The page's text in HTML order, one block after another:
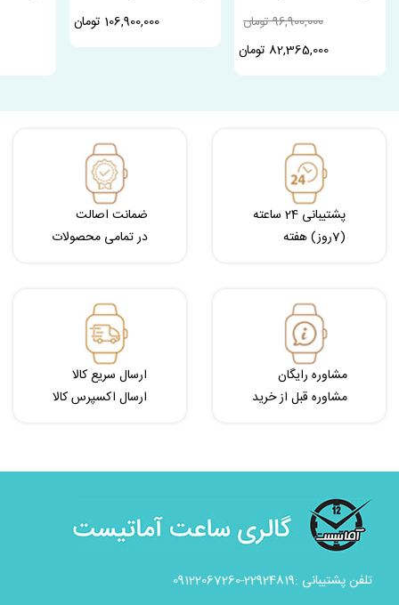
96,900,000 تومان
82,365,000 تومان
106,900,000 تومان
پشتیبانی 24 ساعته
(7روز) هفته
ضمانت اصالت
در تمامی محصولات
مشاوره رایگان
مشاوره قبل از خرید
ارسال سریع کالا
ارسال اکسپرس کالا
تلفن پشتیبانی :22924819-09122067260